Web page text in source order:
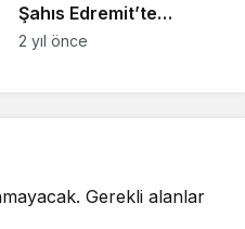
Şahıs Edremit’te
Yakalandı
2 yıl önce
Gerekli alanlar